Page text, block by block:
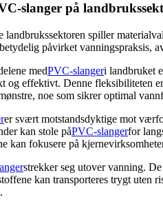
slanger på
landbrukssektoren spiller
påvirket vanningspraksis,
medPVC-slangeri landbruket
og effektivt. Denne fleksibiliteten
noe som sikrer optimal
er svært motstandsdyktige mot
kan stole påPVC-slangerfor
kan fokusere på
strekker seg utover vanning.
kan transporteres trygt uten